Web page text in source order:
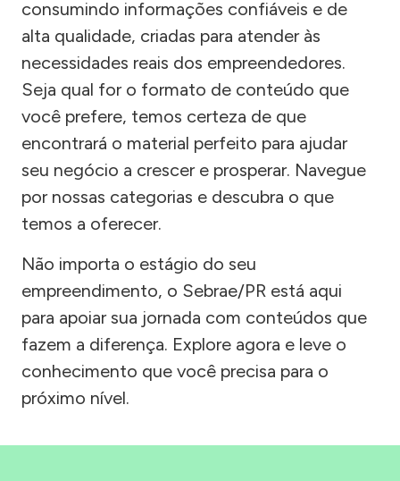
consumindo informações confiáveis e de
alta qualidade, criadas para atender às
necessidades reais dos empreendedores.
Seja qual for o formato de conteúdo que
você prefere, temos certeza de que
encontrará o material perfeito para ajudar
seu negócio a crescer e prosperar. Navegue
por nossas categorias e descubra o que
temos a oferecer.
Não importa o estágio do seu
empreendimento, o Sebrae/PR está aqui
para apoiar sua jornada com conteúdos que
fazem a diferença. Explore agora e leve o
conhecimento que você precisa para o
próximo nível.